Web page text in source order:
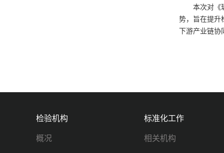
本次对《
势，旨在提升
下游产业链协
检验机构
概况
标准化工作
相关机构